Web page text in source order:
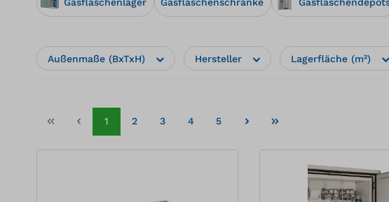
Außenmaße (BxTxH) Hersteller Lagerfläche (m²)
1 2 3 4 5